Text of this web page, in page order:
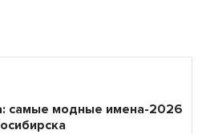
самые модные имена-2026